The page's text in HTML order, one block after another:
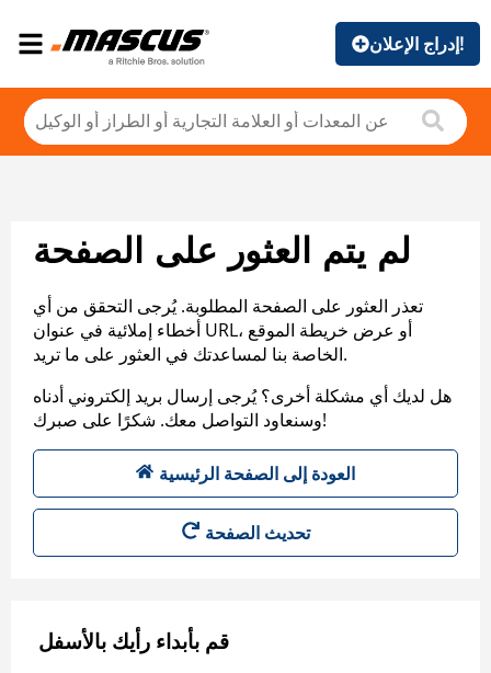
إدراج الإعلان!
لم يتم العثور على الصفحة
تعذر العثور على الصفحة المطلوبة. يُرجى التحقق من أي
أخطاء إملائية في عنوان URL، أو عرض خريطة الموقع
الخاصة بنا لمساعدتك في العثور على ما تريد.
هل لديك أي مشكلة أخرى؟ يُرجى إرسال بريد إلكتروني أدناه
وسنعاود التواصل معك. شكرًا على صبرك!
العودة إلى الصفحة الرئيسية
تحديث الصفحة
قم بأبداء رأيك بالأسفل